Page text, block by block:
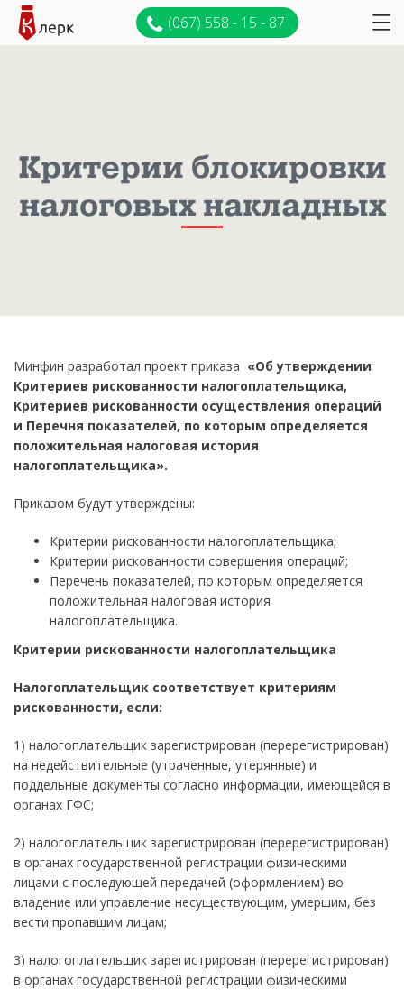
(067) 558 - 15 - 87
Критерии блокировки
налоговых накладных
Минфин разработал проект приказа «Об утверждении
Критериев рискованности налогоплательщика,
Критериев рискованности осуществления операций
и Перечня показателей, по которым определяется
положительная налоговая история
налогоплательщика».
Приказом будут утверждены:
Критерии рискованности налогоплательщика;
Критерии рискованности совершения операций;
Перечень показателей, по которым определяется
положительная налоговая история
налогоплательщика.
Критерии рискованности налогоплательщика
Налогоплательщик соответствует критериям
рискованности, если:
1) налогоплательщик зарегистрирован (перерегистрирован)
на недействительные (утраченные, утерянные) и
поддельные документы согласно информации, имеющейся в
органах ГФС;
2) налогоплательщик зарегистрирован (перерегистрирован)
в органах государственной регистрации физическими
лицами с последующей передачей (оформлением) во
владение или управление несуществующим, умершим, без
вести пропавшим лицам;
3) налогоплательщик зарегистрирован (перерегистрирован)
в органах государственной регистрации физическими